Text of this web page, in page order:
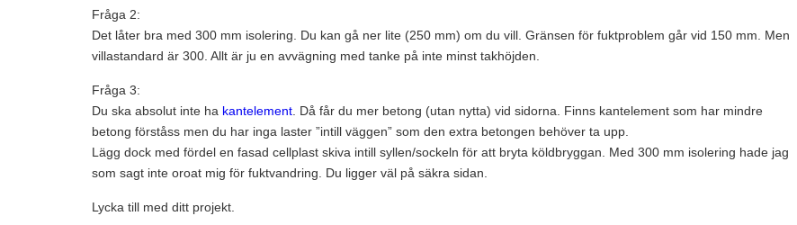
Fråga 2:
Det låter bra med 300 mm isolering. Du kan gå ner lite (250 mm) om du vill. Gränsen för fuktproblem går vid 150 mm. Men
villastandard är 300. Allt är ju en avvägning med tanke på inte minst takhöjden.
Fråga 3:
Du ska absolut inte ha kantelement . Då får du mer betong (utan nytta) vid sidorna. Finns kantelement som har mindre
betong förståss men du har inga laster ”intill väggen” som den extra betongen behöver ta upp.
Lägg dock med fördel en fasad cellplast skiva intill syllen/sockeln för att bryta köldbryggan. Med 300 mm isolering hade jag
som sagt inte oroat mig för fuktvandring. Du ligger väl på säkra sidan.
Lycka till med ditt projekt.